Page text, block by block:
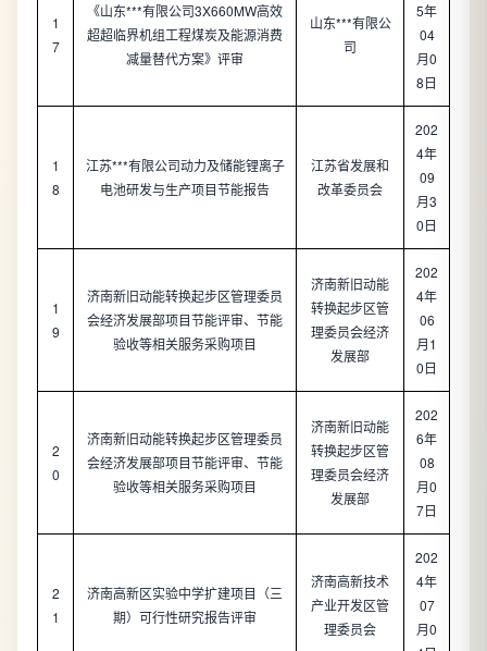
1
7
《山东***有限公司3X660MW高效
超超临界机组工程煤炭及能源消费
减量替代方案》评审
山东***有限公
司
5年
04
月0
8日
1
8
江苏***有限公司动力及储能锂离子
电池研发与生产项目节能报告
江苏省发展和
改革委员会
202
4年
09
月3
0日
1
9
济南新旧动能转换起步区管理委员
会经济发展部项目节能评审、节能
验收等相关服务采购项目
济南新旧动能
转换起步区管
理委员会经济
发展部
202
4年
06
月1
0日
2
0
济南新旧动能转换起步区管理委员
会经济发展部项目节能评审、节能
验收等相关服务采购项目
济南新旧动能
转换起步区管
理委员会经济
发展部
202
6年
08
月0
7日
2
1
济南高新区实验中学扩建项目（三
期）可行性研究报告评审
济南高新技术
产业开发区管
理委员会
202
4年
07
月0